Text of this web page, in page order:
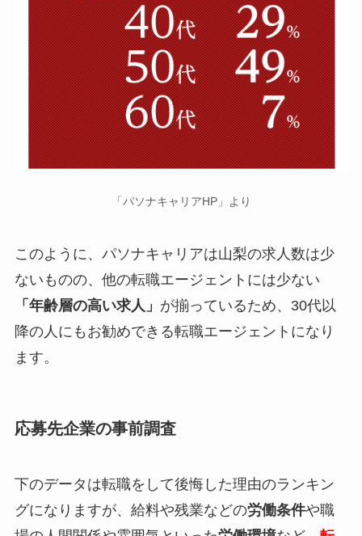
「パソナキャリアHP」より
このように、パソナキャリアは山梨の求人数は少
ないものの、他の転職エージェントには少ない
「年齢層の高い求人」 が揃っているため、30代以
降の人にもお勧めできる転職エージェントになり
ます。
応募先企業の事前調査
下のデータは転職をして後悔した理由のランキン
グになりますが、給料や残業などの労働条件や職